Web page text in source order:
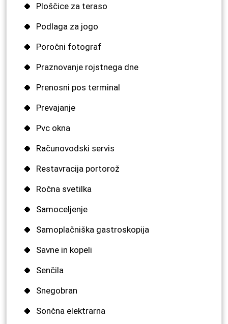
Ploščice za teraso
Podlaga za jogo
Poročni fotograf
Praznovanje rojstnega dne
Prenosni pos terminal
Prevajanje
Pvc okna
Računovodski servis
Restavracija portorož
Ročna svetilka
Samoceljenje
Samoplačniška gastroskopija
Savne in kopeli
Senčila
Snegobran
Sončna elektrarna